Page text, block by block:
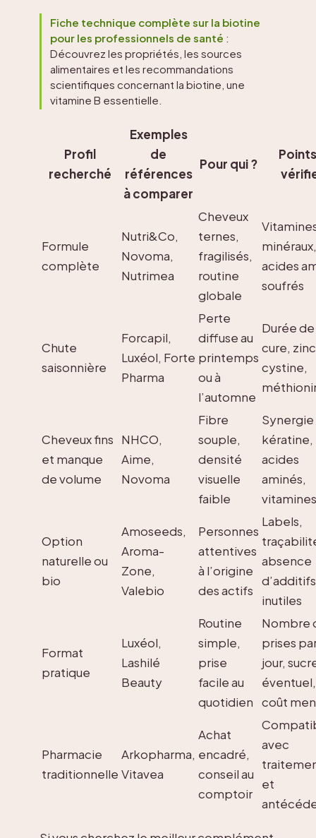
Fiche technique complète sur la biotine
pour les professionnels de santé :
Découvrez les propriétés, les sources
alimentaires et les recommandations
scientifiques concernant la biotine, une
vitamine B essentielle.
Profil
recherché
Exemples
de
références
à comparer
Pour qui ?
Formule
complète
Nutri&Co,
Novoma,
Nutrimea
Cheveux
ternes,
fragilisés,
routine
globale
minéraux,
acides
soufrés
Chute
saisonnière
Forcapil,
Luxéol, Forte
Pharma
Perte
diffuse au
printemps
ou à
l’automne
Durée de
cure,
cystine,
Cheveux fins
et manque
de volume
NHCO,
Aime,
Novoma
Fibre
souple,
densité
visuelle
faible
Synergie
kératine,
acides
aminés,
Option
naturelle ou
bio
Amoseeds,
Aroma-
Zone,
Valebio
Personnes
attentives
à l’origine
des actifs
Labels,
absence
d’additifs
inutiles
Format
pratique
Luxéol,
Lashilé
Beauty
Routine
simple,
prise
facile au
quotidien
Nombre
prises
jour,
éventuel,
coût
Pharmacie
traditionnelle
Arkopharma,
Vitavea
Achat
encadré,
conseil au
comptoir
avec
et